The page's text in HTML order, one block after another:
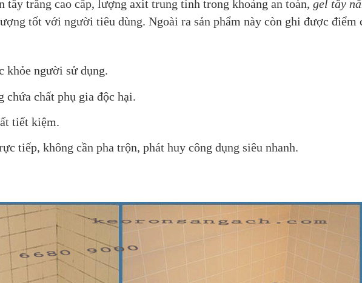
tẩy trắng cao cấp, lượng axit trung tính trong khoảng an toàn, gel tẩy
tốt với người tiêu dùng. Ngoài ra sản phẩm này còn ghi được điểm
khỏe người sử dụng.
chất phụ gia độc hại.
tiết kiệm.
tiếp, không cần pha trộn, phát huy công dụng siêu nhanh.